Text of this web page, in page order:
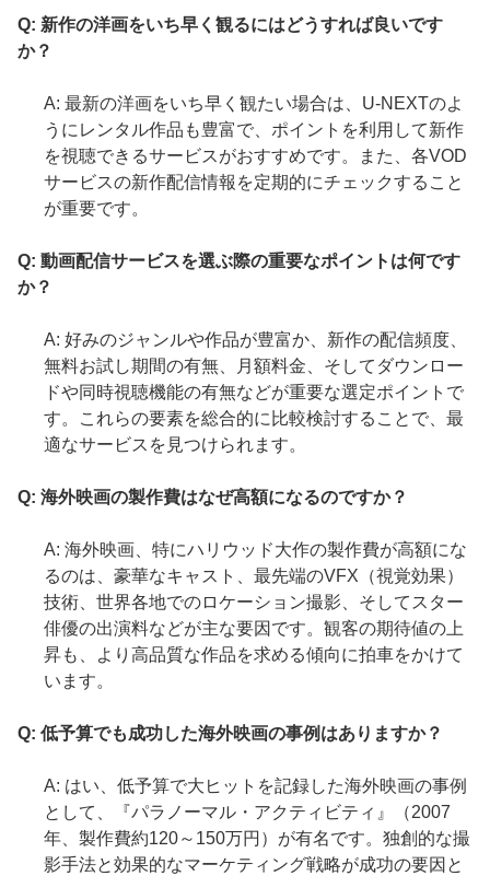
Q: 新作の洋画をいち早く観るにはどうすれば良いです
か？
A: 最新の洋画をいち早く観たい場合は、U-NEXTのよ
うにレンタル作品も豊富で、ポイントを利用して新作
を視聴できるサービスがおすすめです。また、各VOD
サービスの新作配信情報を定期的にチェックすること
が重要です。
Q: 動画配信サービスを選ぶ際の重要なポイントは何です
か？
A: 好みのジャンルや作品が豊富か、新作の配信頻度、
無料お試し期間の有無、月額料金、そしてダウンロー
ドや同時視聴機能の有無などが重要な選定ポイントで
す。これらの要素を総合的に比較検討することで、最
適なサービスを見つけられます。
Q: 海外映画の製作費はなぜ高額になるのですか？
A: 海外映画、特にハリウッド大作の製作費が高額にな
るのは、豪華なキャスト、最先端のVFX（視覚効果）
技術、世界各地でのロケーション撮影、そしてスター
俳優の出演料などが主な要因です。観客の期待値の上
昇も、より高品質な作品を求める傾向に拍車をかけて
います。
Q: 低予算でも成功した海外映画の事例はありますか？
A: はい、低予算で大ヒットを記録した海外映画の事例
として、『パラノーマル・アクティビティ』（2007
年、製作費約120～150万円）が有名です。独創的な撮
影手法と効果的なマーケティング戦略が成功の要因と